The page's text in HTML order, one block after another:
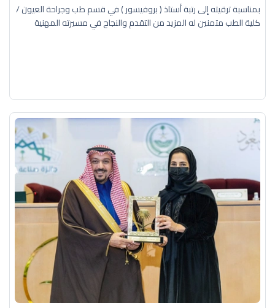
بمناسبة ترقيته إلى رتبة أستاذ ( بروفيسور ) في قسم طب وجراحة العيون /
كلية الطب متمنين له المزيد من التقدم والنجاح في مسيرته المهنية